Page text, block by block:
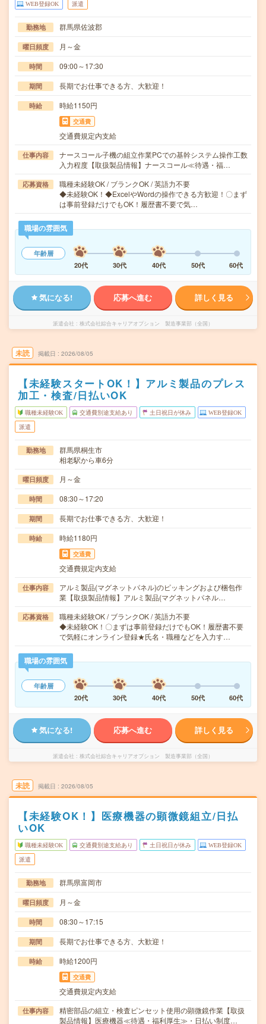
WEB登録OK 派遣
勤務地 群馬県佐波郡
曜日頻度 月～金
時間 09:00～17:30
期間 長期でお仕事できる方、大歓迎！
時給 時給1150円
交通費
交通費規定内支給
仕事内容
ナースコール子機の組立作業PCでの基幹システム操作工数
入力程度【取扱製品情報】ナースコール≪待遇・福…
応募資格
職種未経験OK / ブランクOK / 英語力不要
◆未経験OK！◆ExcelやWordの操作できる方歓迎！〇まず
は事前登録だけでもOK！履歴書不要で気…
職場の雰囲気
年齢層
20代
30代 40代 50代 60代
気になる! 応募へ進む 詳しく見る
派遣会社 株式会社綜合キャリアオプション 製造事業部（全国）
未読 掲載日 2026/08/05
【未経験スタートOK！】アルミ製品のプレス
加工・検査/日払いOK
職種未経験OK 交通費別途支給あり 土日祝日が休み WEB登録OK
派遣
勤務地
群馬県桐生市
相老駅から車6分
曜日頻度 月～金
時間 08:30～17:20
期間 長期でお仕事できる方、大歓迎！
時給 時給1180円
交通費
交通費規定内支給
仕事内容
アルミ製品(マグネットパネル)のピッキングおよび梱包作
業【取扱製品情報】アルミ製品(マグネットパネル…
応募資格
職種未経験OK / ブランクOK / 英語力不要
◆未経験OK！〇まずは事前登録だけでもOK！履歴書不要
で気軽にオンライン登録★氏名・職種などを入力す…
職場の雰囲気
年齢層
20代
30代 40代 50代 60代
気になる! 応募へ進む 詳しく見る
派遣会社 株式会社綜合キャリアオプション 製造事業部（全国）
未読 掲載日 2026/08/05
【未経験OK！】医療機器の顕微鏡組立/日払
いOK
職種未経験OK 交通費別途支給あり 土日祝日が休み WEB登録OK
派遣
勤務地 群馬県富岡市
曜日頻度 月～金
時間 08:30～17:15
期間 長期でお仕事できる方、大歓迎！
時給 時給1200円
交通費
交通費規定内支給
仕事内容
精密部品の組立・検査ピンセット使用の顕微鏡作業【取扱
製品情報】医療機器≪待遇・福利厚生≫・日払い制度…